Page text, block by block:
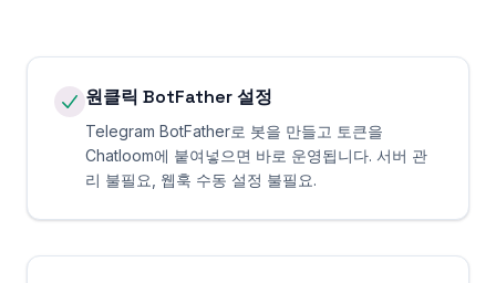
원클릭 BotFather 설정
Telegram BotFather로 봇을 만들고 토큰을
Chatloom에 붙여넣으면 바로 운영됩니다. 서버 관
리 불필요, 웹훅 수동 설정 불필요.